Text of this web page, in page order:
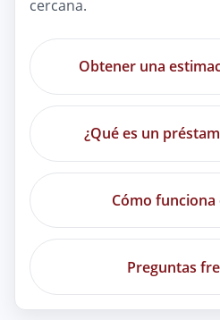
cercana.
Obtener una
¿Qué es un
Cómo funciona
Preguntas